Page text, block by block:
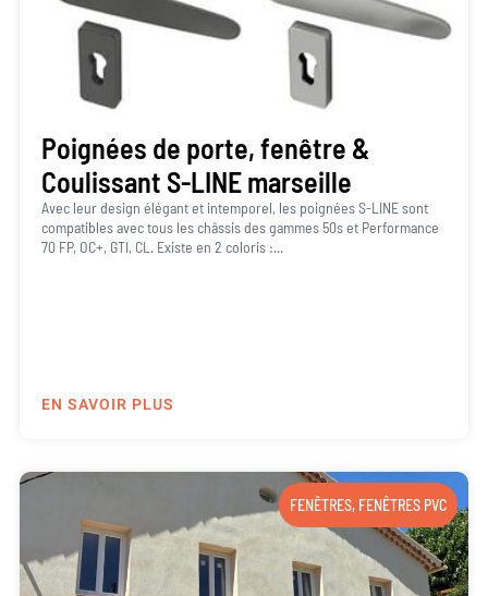
Poignées de porte, fenêtre &
Coulissant S-LINE marseille
Avec leur design élégant et intemporel, les poignées S-LINE sont
compatibles avec tous les châssis des gammes 50s et Performance
70 FP, OC+, GTI, CL. Existe en 2 coloris :...
EN SAVOIR PLUS
FENÊTRES, FENÊTRES PVC